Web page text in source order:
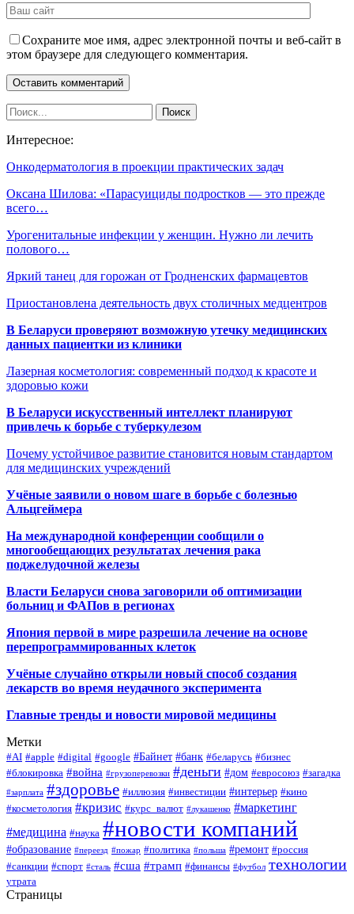
Сохраните мое имя, адрес электронной почты и веб-сайт в
этом браузере для следующего комментария.
Интересное:
Онкодерматология в проекции практических задач
Оксана Шилова: «Парасуициды подростков — это прежде
всего…
Урогенитальные инфекции у женщин. Нужно ли лечить
полового…
Яркий танец для горожан от Гродненских фармацевтов
Приостановлена деятельность двух столичных медцентров
В Беларуси проверяют возможную утечку медицинских
данных пациентки из клиники
Лазерная косметология: современный подход к красоте и
здоровью кожи
В Беларуси искусственный интеллект планируют
привлечь к борьбе с туберкулезом
Почему устойчивое развитие становится новым стандартом
для медицинских учреждений
Учёные заявили о новом шаге в борьбе с болезнью
Альцгеймера
На международной конференции сообщили о
многообещающих результатах лечения рака
поджелудочной железы
Власти Беларуси снова заговорили об оптимизации
больниц и ФАПов в регионах
Япония первой в мире разрешила лечение на основе
перепрограммированных клеток
Учёные случайно открыли новый способ создания
лекарств во время неудачного эксперимента
Главные тренды и новости мировой медицины
Метки
#AI #apple #digital #google #Байнет #банк #беларусь #бизнес
#блокировка #война #грузоперевозки #деньги #дом #евросоюз #загадка
#зарплата #здоровье #иллюзия #инвестиции #интерьер #кино
#косметология #кризис #курс_валют #лукашенко #маркетинг
#медицина #наука #новости компаний
#образование #переезд #пожар #политика #польша #ремонт #россия
#санкции #спорт #сталь #сша #трамп #финансы #футбол технологии
утрата
Страницы